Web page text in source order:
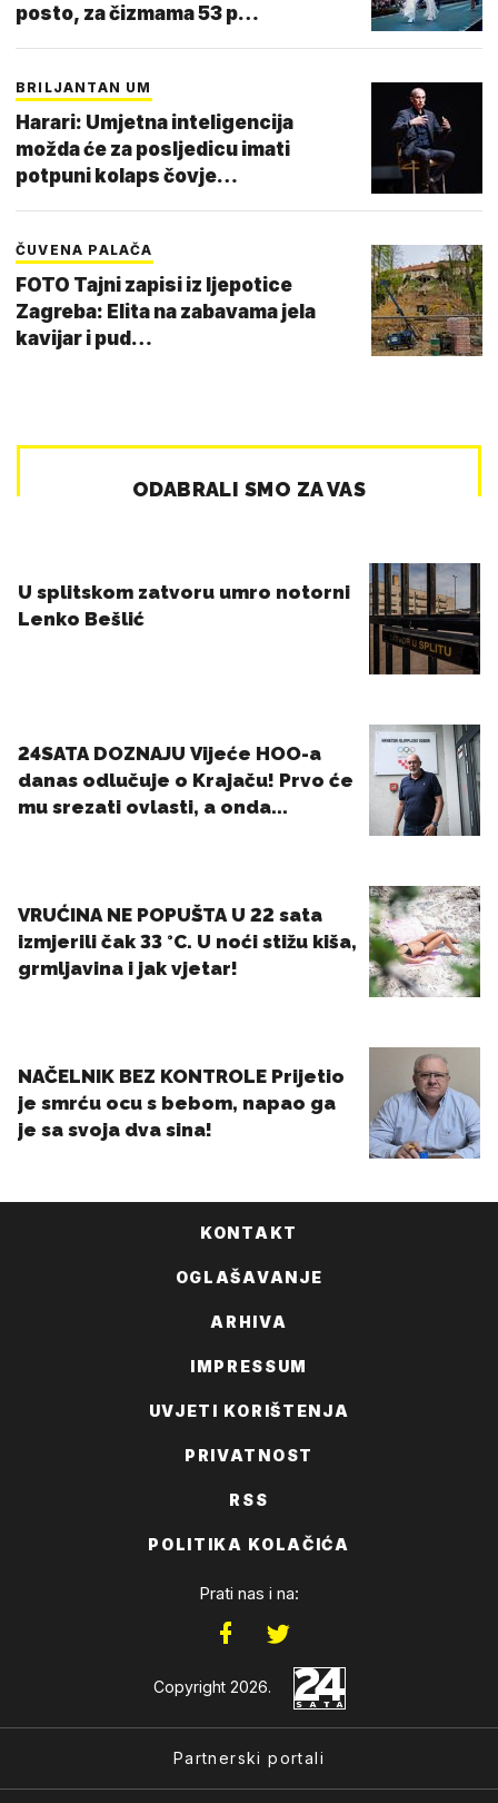
posto, za čizmama 53 p…
BRILJANTAN UM
Harari: Umjetna inteligencija
možda će za posljedicu imati
potpuni kolaps čovje…
ČUVENA PALAČA
FOTO Tajni zapisi iz ljepotice
Zagreba: Elita na zabavama jela
kavijar i pud…
KONTAKT
OGLAŠAVANJE
ARHIVA
IMPRESSUM
UVJETI KORIŠTENJA
PRIVATNOST
RSS
POLITIKA KOLAČIĆA
Prati nas i na:
Copyright 2026.
Partnerski portali